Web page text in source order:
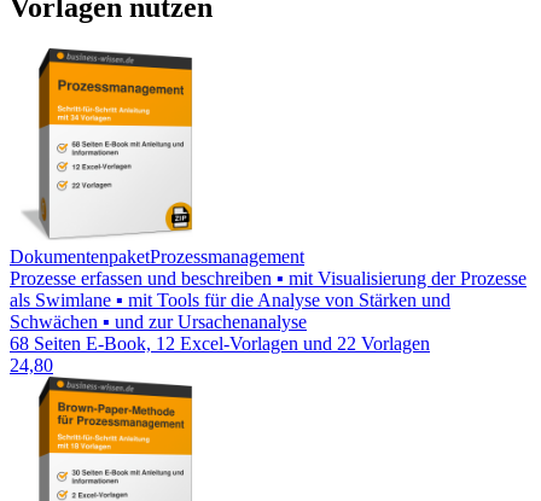
Vorlagen nutzen
DokumentenpaketProzessmanagement
Prozesse erfassen und beschreiben ▪ mit Visualisierung der Prozesse
als Swimlane ▪ mit Tools für die Analyse von Stärken und
Schwächen ▪ und zur Ursachenanalyse
68 Seiten E-Book, 12 Excel-Vorlagen und 22 Vorlagen
24,80